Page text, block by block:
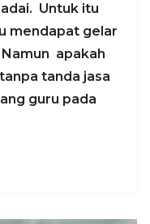
Untuk itu
mendapat gelar
apakah
tanda jasa
guru pada